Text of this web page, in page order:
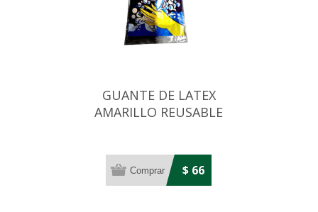
GUANTE DE LATEX
AMARILLO REUSABLE
$ 66